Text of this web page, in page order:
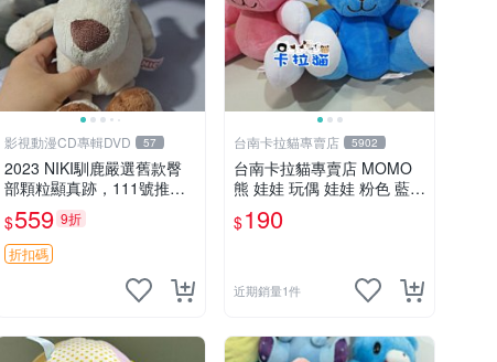
影視動漫CD專輯DVD 57
2023 NIKI馴鹿嚴選舊款臀
部顆粒顯真跡，111號推薦
珍藏品 馴鹿 舊款 尾巴顆粒
$559 9折
折扣碼
台南卡拉貓專賣店 5902
台南卡拉貓專賣店 MOMO
熊 娃娃 玩偶 娃娃 粉色 藍色
2色分售
$190
近期銷量1件